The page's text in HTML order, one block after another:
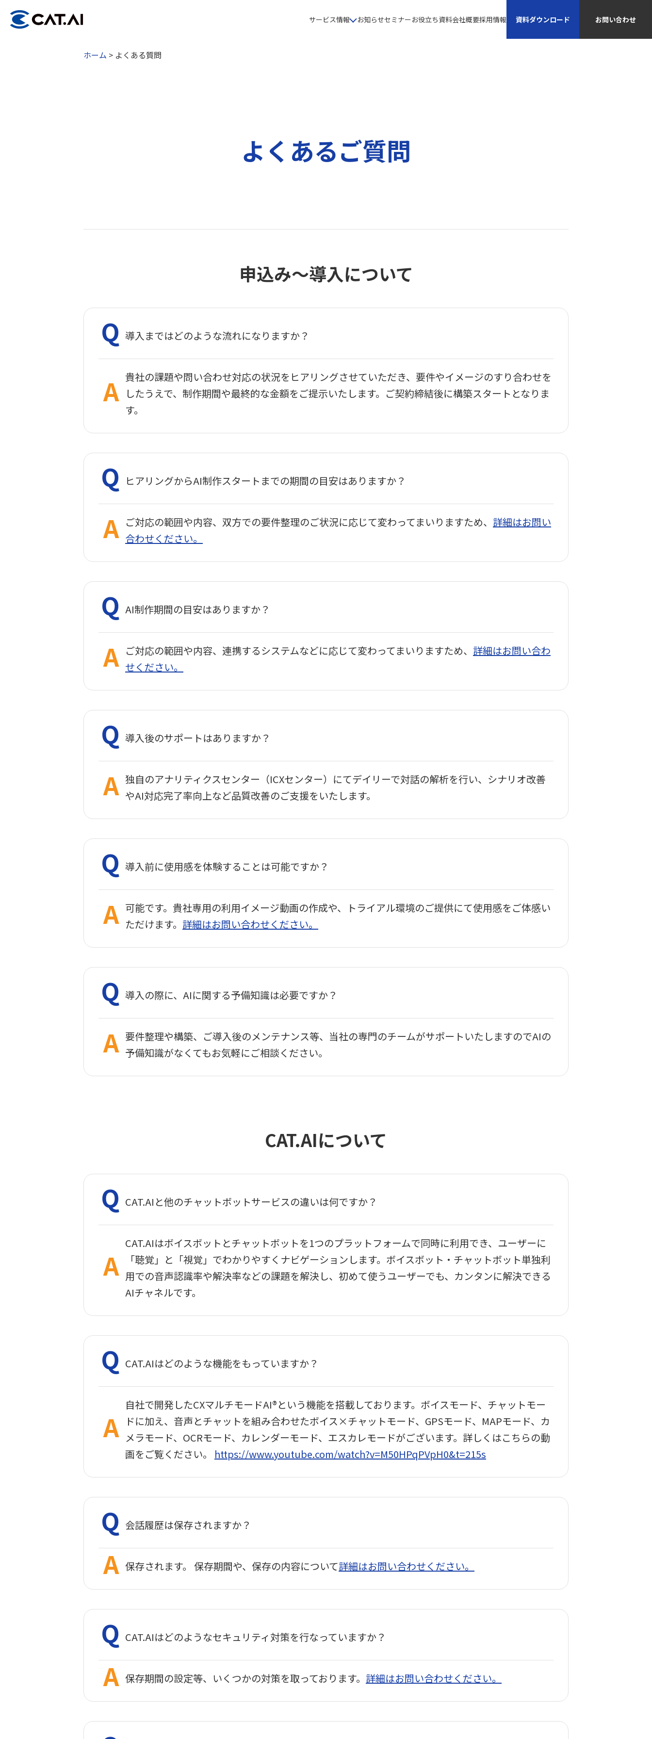
サービス情報 お知らせセミナーお役立ち資料会社概要採用情報 資料ダウンロード お問い合わせ
ホーム > よくある質問
よくあるご質問
申込み～導入について
導入まではどのような流れになりますか？
貴社の課題や問い合わせ対応の状況をヒアリングさせていただき、要件やイメージのすり合わせを
したうえで、制作期間や最終的な金額をご提示いたします。ご契約締結後に構築スタートとなりま
す。
ヒアリングからAI制作スタートまでの期間の目安はありますか？
ご対応の範囲や内容、双方での要件整理のご状況に応じて変わってまいりますため、 詳細はお問い
合わせください。
AI制作期間の目安はありますか？
ご対応の範囲や内容、連携するシステムなどに応じて変わってまいりますため、 詳細はお問い合わ
せください。
導入後のサポートはありますか？
独自のアナリティクスセンター（ICXセンター）にてデイリーで対話の解析を行い、シナリオ改善
やAI対応完了率向上など品質改善のご支援をいたします。
導入前に使用感を体験することは可能ですか？
可能です。貴社専用の利用イメージ動画の作成や、トライアル環境のご提供にて使用感をご体感い
ただけます。 詳細はお問い合わせください。
導入の際に、AIに関する予備知識は必要ですか？
要件整理や構築、ご導入後のメンテナンス等、当社の専門のチームがサポートいたしますのでAIの
予備知識がなくてもお気軽にご相談ください。
CAT.AIについて
CAT.AIと他のチャットボットサービスの違いは何ですか？
CAT.AIはボイスボットとチャットボットを1つのプラットフォームで同時に利用でき、ユーザーに
「聴覚」と「視覚」でわかりやすくナビゲーションします。ボイスボット・チャットボット単独利
用での音声認識率や解決率などの課題を解決し、初めて使うユーザーでも、カンタンに解決できる
AIチャネルです。
CAT.AIはどのような機能をもっていますか？
自社で開発したCXマルチモードAI®という機能を搭載しております。ボイスモード、チャットモー
ドに加え、音声とチャットを組み合わせたボイス×チャットモード、GPSモード、MAPモード、カ
メラモード、OCRモード、カレンダーモード、エスカレモードがございます。詳しくはこちらの動
画をご覧ください。 https://www.youtube.com/watch?v=M50HPqPVpH0&t=215s
会話履歴は保存されますか？
保存されます。 保存期間や、保存の内容について詳細はお問い合わせください。
CAT.AIはどのようなセキュリティ対策を行なっていますか？
保存期間の設定等、いくつかの対策を取っております。 詳細はお問い合わせください。